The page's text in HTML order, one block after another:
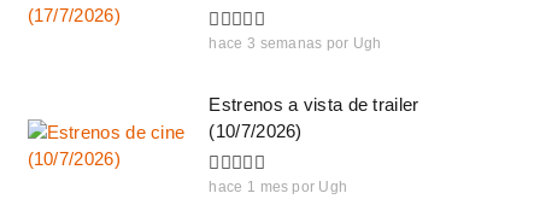
hace 3 semanas por Ugh
Estrenos a vista de trailer
(10/7/2026)
hace 1 mes por Ugh